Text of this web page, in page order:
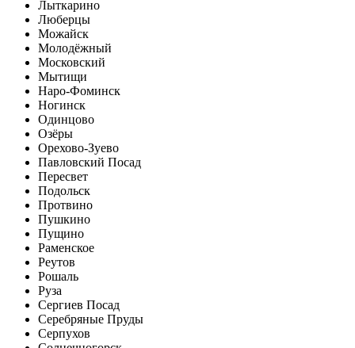
Лыткарино
Люберцы
Можайск
Молодёжный
Московский
Мытищи
Наро-Фоминск
Ногинск
Одинцово
Озёры
Орехово-Зуево
Павловский Посад
Пересвет
Подольск
Протвино
Пушкино
Пущино
Раменское
Реутов
Рошаль
Руза
Сергиев Посад
Серебряные Пруды
Серпухов